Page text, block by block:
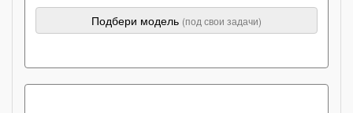
Подбери модель (под свои задачи)